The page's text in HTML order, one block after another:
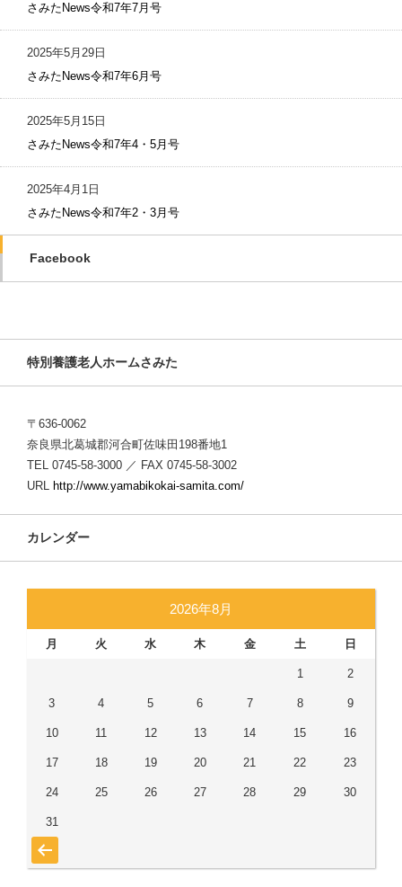
さみたNews令和7年7月号
2025年5月29日
さみたNews令和7年6月号
2025年5月15日
さみたNews令和7年4・5月号
2025年4月1日
さみたNews令和7年2・3月号
Facebook
特別養護老人ホームさみた
〒636-0062
奈良県北葛城郡河合町佐味田198番地1
TEL 0745-58-3000 ／ FAX 0745-58-3002
URL http://www.yamabikokai-samita.com/
カレンダー
2026年8月
月 火 水 木 金 土 日
1 2
3 4 5 6 7 8 9
10 11 12 13 14 15 16
17 18 19 20 21 22 23
24 25 26 27 28 29 30
31
« 7月